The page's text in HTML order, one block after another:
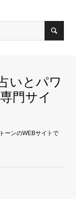
いとパワ
門サイ
ーンのWEBサイトで